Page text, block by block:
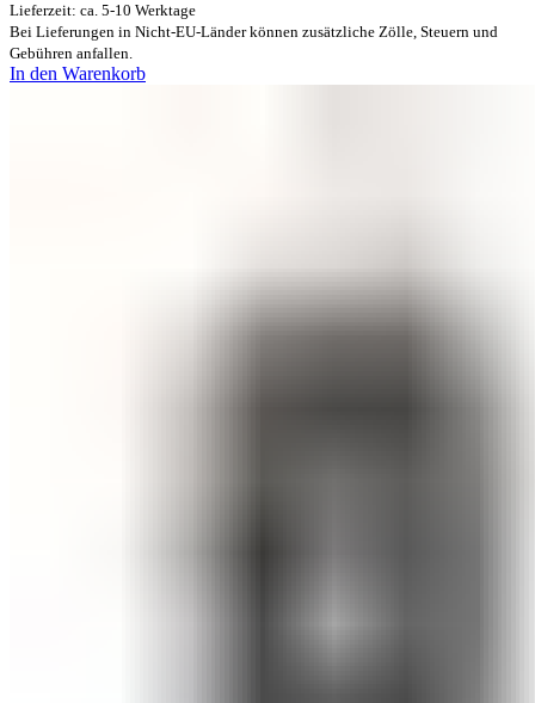
Lieferzeit: ca. 5-10 Werktage
Bei Lieferungen in Nicht-EU-Länder können zusätzliche Zölle, Steuern und
Gebühren anfallen.
In den Warenkorb